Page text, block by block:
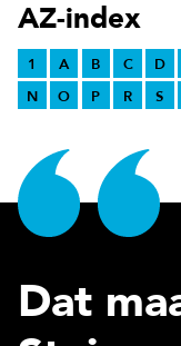
AZ-index
1 A B C D
N
O P R S
Dat